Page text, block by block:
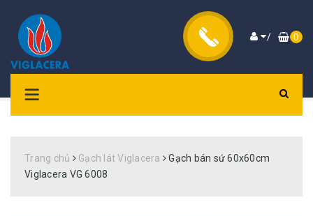
/ 0
Trang chủ Gạch lát Viglacera
Gạch bán sứ 60x60cm
Viglacera VG 6008